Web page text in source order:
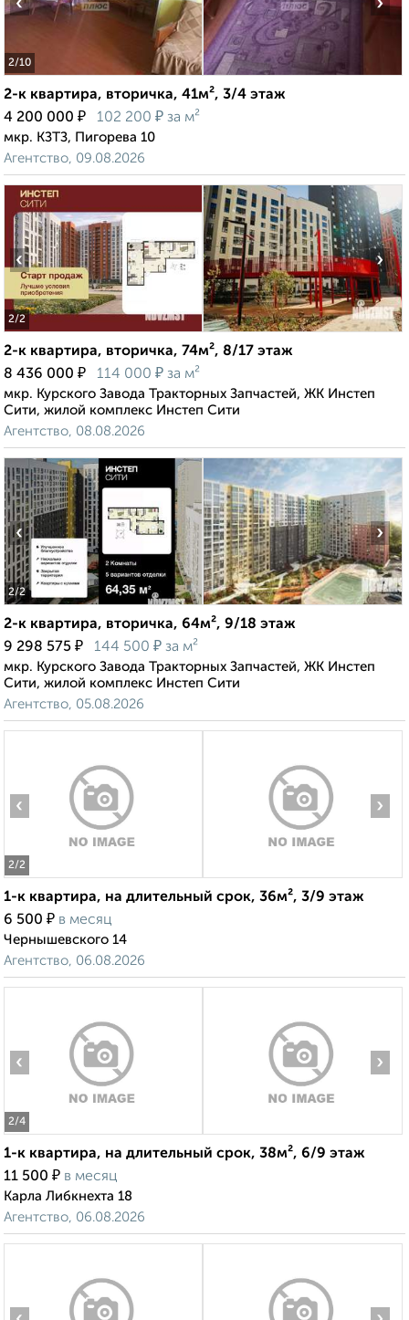
2/10
2-к квартира, вторичка, 41м², 3/4 этаж
4 200 000 ₽ 102 200 ₽ за м²
мкр. КЗТЗ, Пигорева 10
Агентство, 09.08.2026
2/2
‹ ›
2-к квартира, вторичка, 74м², 8/17 этаж
8 436 000 ₽ 114 000 ₽ за м²
мкр. Курского Завода Тракторных Запчастей, ЖК Инстеп
Сити, жилой комплекс Инстеп Сити
Агентство, 08.08.2026
2/2
‹ ›
2-к квартира, вторичка, 64м², 9/18 этаж
9 298 575 ₽ 144 500 ₽ за м²
мкр. Курского Завода Тракторных Запчастей, ЖК Инстеп
Сити, жилой комплекс Инстеп Сити
Агентство, 05.08.2026
2/2
‹ ›
1-к квартира, на длительный срок, 36м², 3/9 этаж
6 500 ₽ в месяц
Чернышевского 14
Агентство, 06.08.2026
2/4
‹ ›
1-к квартира, на длительный срок, 38м², 6/9 этаж
11 500 ₽ в месяц
Карла Либкнехта 18
Агентство, 06.08.2026